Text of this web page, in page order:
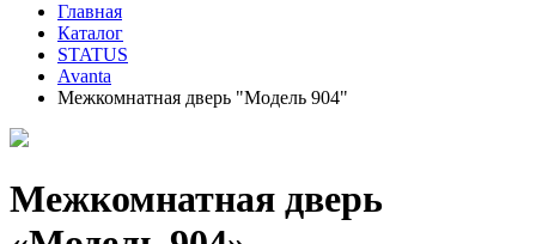
Главная
Каталог
STATUS
Avanta
Межкомнатная дверь "Модель 904"
Межкомнатная дверь